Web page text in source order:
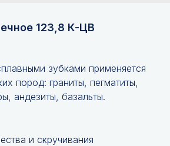
123,8 К-ЦВ
зубками применяется
пород: граниты, пегматиты,
андезиты, базальты.
и скручивания